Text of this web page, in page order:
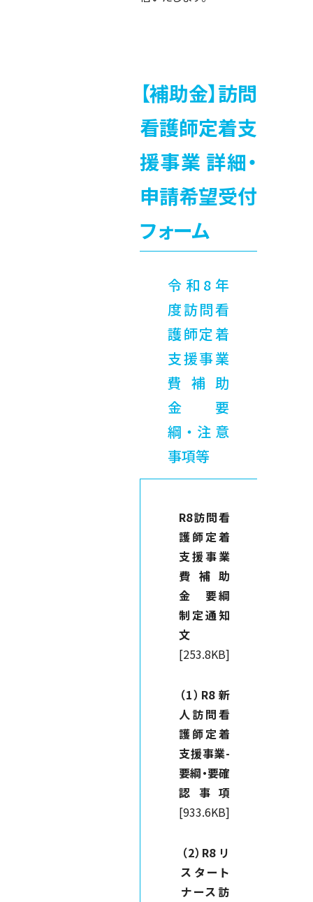
【補助金】訪問
看護師定着支
援事業 詳細・
申請希望受付
フォーム
令和8年
度訪問看
護師定着
支援事業
費補助
金 要
綱・注意
事項等
R8訪問看
護師定着
支援事業
費補助
金 要綱
制定通知
文
[253.8KB]
（1）R8 新
人訪問看
護師定着
支援事業-
要綱・要確
認事項
[933.6KB]
（2）R8 リ
スタート
ナース訪